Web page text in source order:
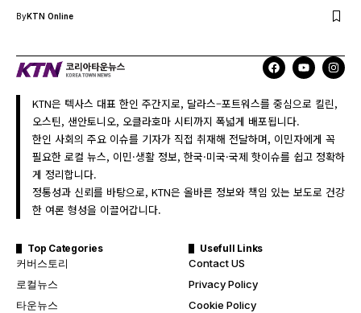
ByKTN Online
KTN은 텍사스 대표 한인 주간지로, 달라스–포트워스를 중심으로 킬린,
오스틴, 샌안토니오, 오클라호마 시티까지 폭넓게 배포됩니다.
한인 사회의 주요 이슈를 기자가 직접 취재해 전달하며, 이민자에게 꼭
필요한 로컬 뉴스, 이민·생활 정보, 한국·미국·국제 핫이슈를 쉽고 정확하
게 정리합니다.
정통성과 신뢰를 바탕으로, KTN은 올바른 정보와 책임 있는 보도로 건강
한 여론 형성을 이끌어갑니다.
Top Categories
커버스토리
로컬뉴스
타운뉴스
Usefull Links
Contact US
Privacy Policy
Cookie Policy